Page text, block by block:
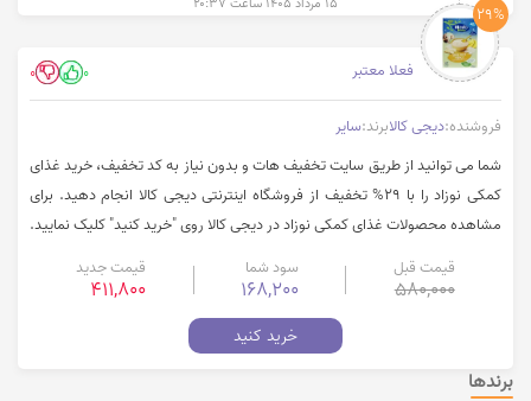
۱۵ مرداد ۱۴۰۵ ساعت ۲۰:۳۷
29%
فعلا معتبر 0
0
فروشنده:دیجی کالابرند:سایر
شما می توانید از طریق سایت تخفیف هات و بدون نیاز به کد تخفیف، خرید غذای
کمکی نوزاد را با 29% تخفیف از فروشگاه اینترنتی دیجی کالا انجام دهید. برای
مشاهده محصولات غذای کمکی نوزاد در دیجی کالا روی "خرید کنید" کلیک نمایید.
قیمت قبل
580,000
سود شما
168,200
قیمت جدید
411,800
خرید کنید
برندها